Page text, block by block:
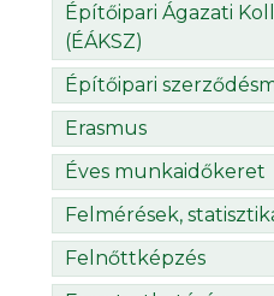
Építőipari Ágazati
(ÉÁKSZ)
Építőipari
Erasmus
Éves munkaidőkeret
Felmérések,
Felnőttképzés